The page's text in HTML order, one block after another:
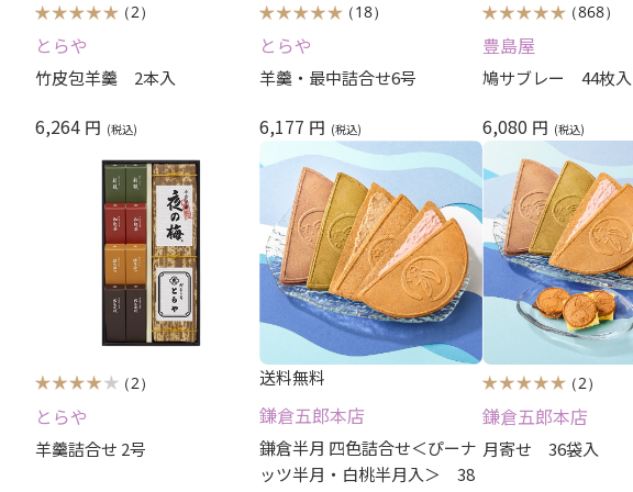
（2）
とらや
竹皮包羊羹 2本入
6,264 円
（18）
とらや
羊羹・最中詰合せ6号
6,177 円
（868）
豊島屋
鳩サブレー 44枚入
6,080 円
（2）
とらや
羊羹詰合せ 2号
送料無料
鎌倉五郎本店
鎌倉半月 四色詰合せ＜ぴーナ
ッツ半月・白桃半月入＞ 38
（2）
鎌倉五郎本店
月寄せ 36袋入